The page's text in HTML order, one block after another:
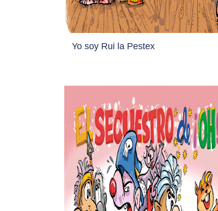
Yo soy Rui la Pestex